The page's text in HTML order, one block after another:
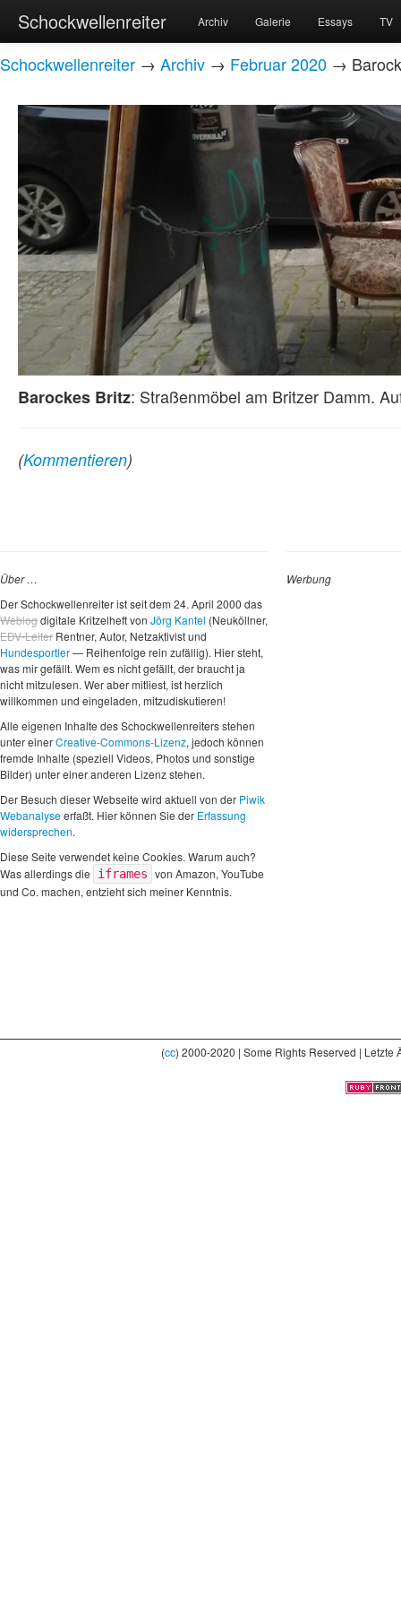
Schockwellenreiter Archiv Galerie Essays TV
Schockwellenreiter → Archiv → Februar 2020 →
Barockes Britz: Straßenmöbel am Britzer Damm.
(Kommentieren)
Über …
Der Schockwellenreiter ist seit dem 24. April 2000 das
Weblogdigitale Kritzelheft von Jörg Kantel (Neuköllner,
EDV-Leiter Rentner, Autor, Netzaktivist und
Hundesportler— Reihenfolge rein zufällig). Hier steht,
was mir gefällt. Wem es nicht gefällt, der braucht ja
nicht mitzulesen. Wer aber mitliest, ist herzlich
willkommen und eingeladen, mitzudiskutieren!
Alle eigenen Inhalte des Schockwellenreiters stehen
unter einerCreative-Commons-Lizenz, jedoch können
fremde Inhalte (speziell Videos, Photos und sonstige
Bilder) unter einer anderen Lizenz stehen.
Der Besuch dieser Webseite wird aktuell von der Piwik
Webanalyseerfaßt. Hier können Sie der Erfassung
widersprechen.
Diese Seite verwendet keine Cookies. Warum auch?
Was allerdings die
iframes von Amazon, YouTube
und Co. machen, entzieht sich meiner Kenntnis.
Werbung
(cc) 2000-2020 | Some Rights Reserved |